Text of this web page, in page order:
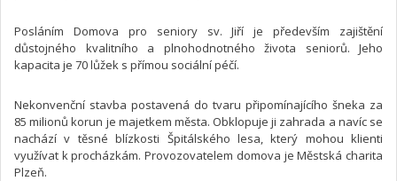
Posláním Domova pro seniory sv. Jiří je především zajištění
důstojného kvalitního a plnohodnotného života seniorů. Jeho
kapacita je 70 lůžek s přímou sociální péčí.
Nekonvenční stavba postavená do tvaru připomínajícího šneka za
85 milionů korun je majetkem města. Obklopuje ji zahrada a navíc se
nachází v těsné blízkosti Špitálského lesa, který mohou klienti
využívat k procházkám. Provozovatelem domova je Městská charita
Plzeň.